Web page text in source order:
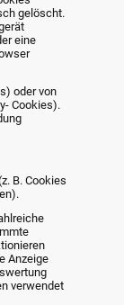
gelöscht.
eine
oder von
Cookies).
B. Cookies
Anzeige
verwendet